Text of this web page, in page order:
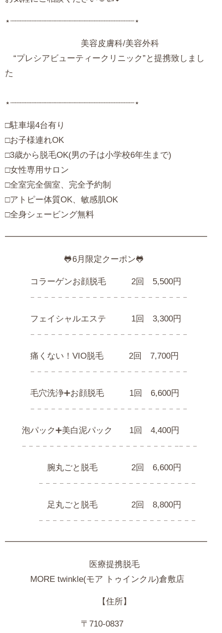
⋆┈┈┈┈┈┈┈┈┈┈┈┈┈┈┈┈┈┈┈┈┈┈┈┈┈⋆
美容皮膚科/美容外科
“プレシアビューティークリニック”と提携致しまし
⋆┈┈┈┈┈┈┈┈┈┈┈┈┈┈┈┈┈┈┈┈┈┈┈┈┈⋆
‪□駐車場4台有り
□お子様連れOK
□3歳から脱毛OK(男の子は小学校6年生まで)
□女性専用サロン
□全室完全個室、完全予約制
□アトピー体質OK、敏感肌OK
□全身シェービング無料
━━━━━━━━━━━━━━━━━━━━━━━━
🐸6月限定クーポン🐸
コラーゲンお顔脱毛 2回 5,500円
𓐄 𓐄 𓐄 𓐄 𓐄 𓐄 𓐄 𓐄 𓐄 𓐄 𓐄 𓐄 𓐄 𓐄 𓐄 𓐄 𓐄 𓐄 𓐄 𓐄 𓐄 𓐄 𓐄
フェイシャルエステ 1回 3,300円
𓐄 𓐄 𓐄 𓐄 𓐄 𓐄 𓐄 𓐄 𓐄 𓐄 𓐄 𓐄 𓐄 𓐄 𓐄 𓐄 𓐄 𓐄 𓐄 𓐄 𓐄 𓐄 𓐄
痛くない！VIO脱毛 2回 7,700円
𓐄 𓐄 𓐄 𓐄 𓐄 𓐄 𓐄 𓐄 𓐄 𓐄 𓐄 𓐄 𓐄 𓐄 𓐄 𓐄 𓐄 𓐄 𓐄 𓐄 𓐄 𓐄 𓐄
毛穴洗浄➕お顔脱毛 1回 6,600円
𓐄 𓐄 𓐄 𓐄 𓐄 𓐄 𓐄 𓐄 𓐄 𓐄 𓐄 𓐄 𓐄 𓐄 𓐄 𓐄 𓐄 𓐄 𓐄 𓐄 𓐄 𓐄 𓐄
泡パック➕美白泥パック 1回 4,400円
𓐄 𓐄 𓐄 𓐄 𓐄 𓐄 𓐄 𓐄 𓐄 𓐄 𓐄 𓐄 𓐄 𓐄 𓐄 𓐄 𓐄 𓐄 𓐄 𓐄 𓐄 𓐄 𓐄𓐄 𓐄 𓐄
腕丸ごと脱毛 2回 6,600円
𓐄 𓐄 𓐄 𓐄 𓐄 𓐄 𓐄 𓐄 𓐄 𓐄 𓐄 𓐄 𓐄 𓐄 𓐄 𓐄 𓐄 𓐄 𓐄 𓐄 𓐄 𓐄 𓐄
足丸ごと脱毛 2回 8,800円
𓐄 𓐄 𓐄 𓐄 𓐄 𓐄 𓐄 𓐄 𓐄 𓐄 𓐄 𓐄 𓐄 𓐄 𓐄 𓐄 𓐄 𓐄 𓐄 𓐄 𓐄 𓐄 𓐄
━━━━━━━━━━━━━━━━━━━━━━━━
医療提携脱毛
MORE twinkle(モア トゥインクル)倉敷店
【住所】
〒710-0837